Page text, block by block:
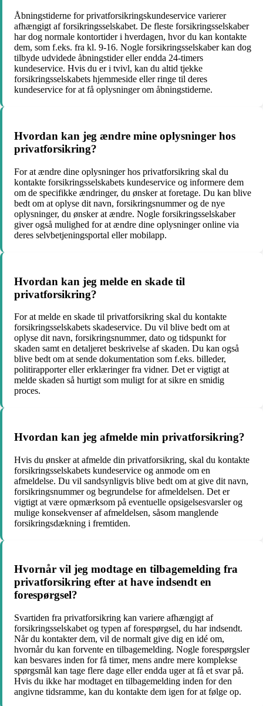
Åbningstiderne for privatforsikringskundeservice varierer
afhængigt af forsikringsselskabet. De fleste forsikringsselskaber
har dog normale kontortider i hverdagen, hvor du kan kontakte
dem, som f.eks. fra kl. 9-16. Nogle forsikringsselskaber kan dog
tilbyde udvidede åbningstider eller endda 24-timers
kundeservice. Hvis du er i tvivl, kan du altid tjekke
forsikringsselskabets hjemmeside eller ringe til deres
kundeservice for at få oplysninger om åbningstiderne.
Hvordan kan jeg ændre mine oplysninger hos
privatforsikring?
For at ændre dine oplysninger hos privatforsikring skal du
kontakte forsikringsselskabets kundeservice og informere dem
om de specifikke ændringer, du ønsker at foretage. Du kan blive
bedt om at oplyse dit navn, forsikringsnummer og de nye
oplysninger, du ønsker at ændre. Nogle forsikringsselskaber
giver også mulighed for at ændre dine oplysninger online via
deres selvbetjeningsportal eller mobilapp.
Hvordan kan jeg melde en skade til
privatforsikring?
For at melde en skade til privatforsikring skal du kontakte
forsikringsselskabets skadeservice. Du vil blive bedt om at
oplyse dit navn, forsikringsnummer, dato og tidspunkt for
skaden samt en detaljeret beskrivelse af skaden. Du kan også
blive bedt om at sende dokumentation som f.eks. billeder,
politirapporter eller erklæringer fra vidner. Det er vigtigt at
melde skaden så hurtigt som muligt for at sikre en smidig
proces.
Hvordan kan jeg afmelde min privatforsikring?
Hvis du ønsker at afmelde din privatforsikring, skal du kontakte
forsikringsselskabets kundeservice og anmode om en
afmeldelse. Du vil sandsynligvis blive bedt om at give dit navn,
forsikringsnummer og begrundelse for afmeldelsen. Det er
vigtigt at være opmærksom på eventuelle opsigelsesvarsler og
mulige konsekvenser af afmeldelsen, såsom manglende
forsikringsdækning i fremtiden.
Hvornår vil jeg modtage en tilbagemelding fra
privatforsikring efter at have indsendt en
forespørgsel?
Svartiden fra privatforsikring kan variere afhængigt af
forsikringsselskabet og typen af forespørgsel, du har indsendt.
Når du kontakter dem, vil de normalt give dig en idé om,
hvornår du kan forvente en tilbagemelding. Nogle forespørgsler
kan besvares inden for få timer, mens andre mere komplekse
spørgsmål kan tage flere dage eller endda uger at få et svar på.
Hvis du ikke har modtaget en tilbagemelding inden for den
angivne tidsramme, kan du kontakte dem igen for at følge op.